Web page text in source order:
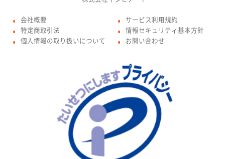
● 会社概要
● 特定商取引法
● 個人情報の取り扱いについて
● サービス利用規約
● 情報セキュリティ基本方針
● お問い合わせ